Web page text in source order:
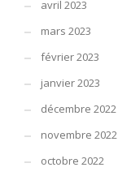
avril 2023
mars 2023
février 2023
janvier 2023
décembre 2022
novembre 2022
octobre 2022